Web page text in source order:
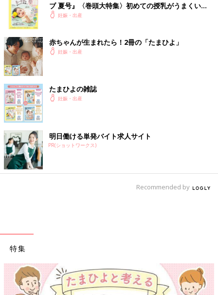
ブ 夏号』〈巻頭大特集〉初めての授乳がうまくい
く！ おっぱい・ミルクの基本と夏のトラブル 解決テ
妊娠・出産
赤ちゃんが生まれたら！2冊の「たまひよ」
妊娠・出産
たまひよの雑誌
妊娠・出産
明日働ける単発バイト求人サイト
PR(ショットワークス)
Recommended by
特集